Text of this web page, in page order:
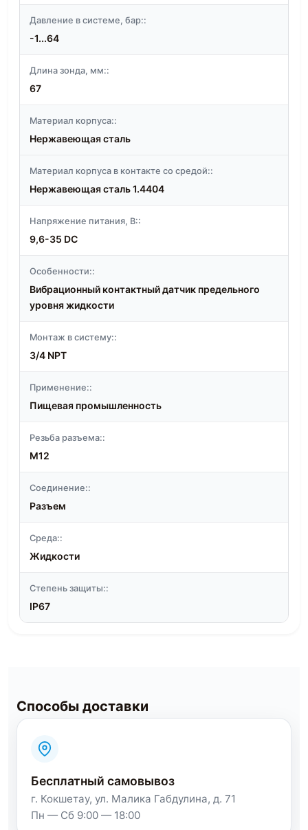
Давление в системе, бар::
-1...64
Длина зонда, мм::
67
Материал корпуса::
Нержавеющая сталь
Материал корпуса в контакте со средой::
Нержавеющая сталь 1.4404
Напряжение питания, В::
9,6-35 DC
Особенности::
Вибрационный контактный датчик предельного
уровня жидкости
Монтаж в систему::
3/4 NPT
Применение::
Пищевая промышленность
Резьба разъема::
M12
Соединение::
Разъем
Среда::
Жидкости
Степень защиты::
IP67
Способы доставки
Бесплатный самовывоз
г. Кокшетау, ул. Малика Габдулина, д. 71
Пн — Сб 9:00 — 18:00